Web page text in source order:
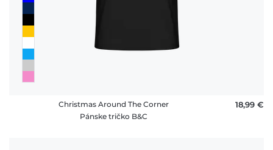
Christmas Around The Corner
Pánske tričko B&C
18,99 €